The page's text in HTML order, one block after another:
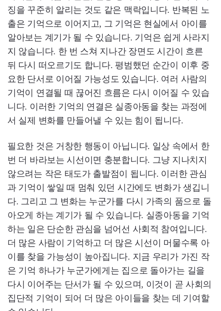
징을 꾸준히 알리는 것도 같은 맥락입니다. 반복된 노
출은 기억으로 이어지고, 그 기억은 현실에서 아이를
알아보는 계기가 될 수 있습니다. 기억은 쉽게 사라지
지 않습니다. 한 번 스쳐 지나간 장면도 시간이 흐른
뒤 다시 떠오르기도 합니다. 평범했던 순간이 이후 중
요한 단서로 이어질 가능성도 있습니다. 여러 사람의
기억이 연결될 때 끊어진 흐름은 다시 이어질 수 있습
니다. 이러한 기억의 연결은 실종아동을 찾는 과정에
서 실제 변화를 만들어낼 수 있는 힘이 됩니다.
필요한 것은 거창한 행동이 아닙니다. 일상 속에서 한
번 더 바라보는 시선이면 충분합니다. 그냥 지나치지
않으려는 작은 태도가 출발점이 됩니다. 이러한 관심
과 기억이 쌓일 때 멈춰 있던 시간에도 변화가 생깁니
다. 그리고 그 변화는 누군가를 다시 가족의 품으로 돌
아오게 하는 계기가 될 수 있습니다. 실종아동을 기억
하는 일은 단순한 관심을 넘어선 사회적 참여입니다.
더 많은 사람이 기억하고 더 많은 시선이 머물수록 아
이를 찾을 가능성이 높아집니다. 지금 우리가 가진 작
은 기억 하나가 누군가에게는 집으로 돌아가는 길을
다시 이어주는 단서가 될 수 있으며, 이것이 곧 사회의
집단적 기억이 되어 더 많은 아이들을 찾는 데 기여할